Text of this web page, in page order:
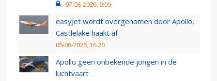
07-08-2026, 9:09
easyJet wordt overgenomen door Apollo,
Castlelake haakt af
06-08-2026, 16:20
Apollo geen onbekende jongen in de
luchtvaart